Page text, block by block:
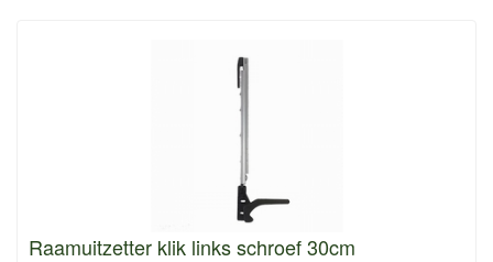
Raamuitzetter klik links schroef 30cm